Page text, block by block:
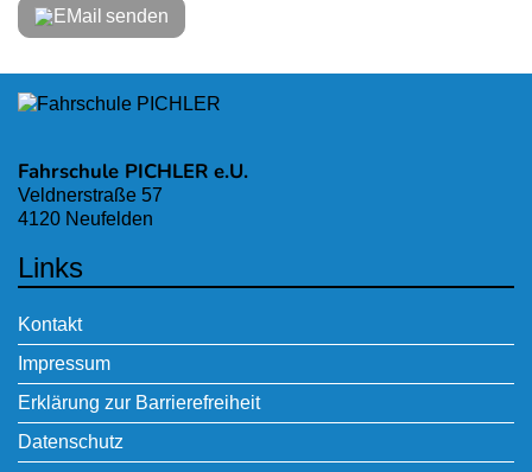
senden
Fahrschule PICHLER e.U.
Veldnerstraße 57
4120 Neufelden
Links
Kontakt
Impressum
Erklärung zur Barrierefreiheit
Datenschutz